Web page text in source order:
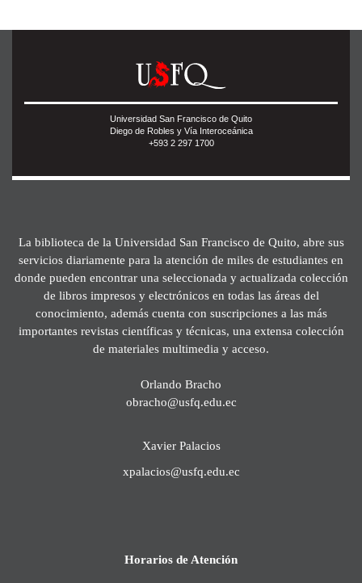
Universidad San Francisco de Quito
Diego de Robles y Vía Interoceánica
+593 2 297 1700
La biblioteca de la Universidad San Francisco de Quito, abre sus
servicios diariamente para la atención de miles de estudiantes en
donde pueden encontrar una seleccionada y actualizada colección
de libros impresos y electrónicos en todas las áreas del
conocimiento, además cuenta con suscripciones a las más
importantes revistas científicas y técnicas, una extensa colección
de materiales multimedia y acceso.
Orlando Bracho
obracho@usfq.edu.ec
Xavier Palacios
xpalacios@usfq.edu.ec
Horarios de Atención